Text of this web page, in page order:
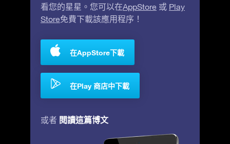
看您的星星。您可以在AppStore 或 Play
Store免費下載該應用程序！
在AppStore下載
在Play 商店中下載
或者 閱讀這篇博文